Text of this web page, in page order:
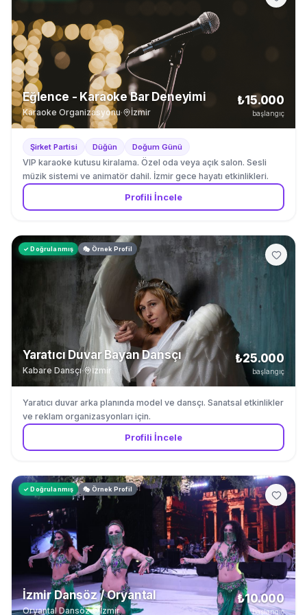
Eğlence - Karaoke Bar Deneyimi
Karaoke Organizasyonu· İzmir
₺15.000
başlangıç
Şirket Partisi Düğün Doğum Günü
VIP karaoke kutusu kiralama. Özel oda veya açık salon. Sesli
müzik sistemi ve animatör dahil. İzmir gece hayatı etkinlikleri.
Profili İncele
✓ Doğrulanmış 🎭 Örnek Profil
Yaratıcı Duvar Bayan Dansçı
Kabare Dansçı· İzmir
₺25.000
başlangıç
Yaratıcı duvar arka planında model ve dansçı. Sanatsal etkinlikler
ve reklam organizasyonları için.
Profili İncele
✓ Doğrulanmış 🎭 Örnek Profil
İzmir Dansöz / Oryantal
Oryantal Dansöz· İzmir
₺10.000
başlangıç